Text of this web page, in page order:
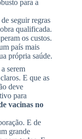
para a
seguir regras
qualificada.
os custos.
país mais
própria saúde.
serem
E que as
deve
para
vacinas no
E de
grande